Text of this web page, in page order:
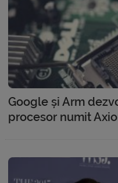
Google și Arm
procesor numit